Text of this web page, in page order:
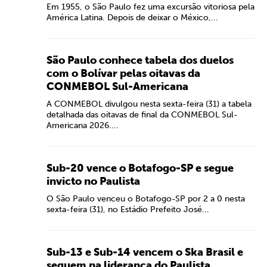
Em 1955, o São Paulo fez uma excursão vitoriosa pela
América Latina. Depois de deixar o México,...
São Paulo conhece tabela dos duelos
com o Bolívar pelas oitavas da
CONMEBOL Sul-Americana
A CONMEBOL divulgou nesta sexta-feira (31) a tabela
detalhada das oitavas de final da CONMEBOL Sul-
Americana 2026....
Sub-20 vence o Botafogo-SP e segue
invicto no Paulista
O São Paulo venceu o Botafogo-SP por 2 a 0 nesta
sexta-feira (31), no Estádio Prefeito José...
Sub-13 e Sub-14 vencem o Ska Brasil e